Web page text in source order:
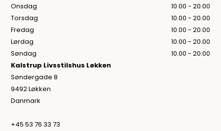
Onsdag
10.00 - 20.00
Torsdag
10.00 - 20.00
Fredag
10.00 - 20.00
Lørdag
10.00 - 20.00
Søndag
10.00 - 20.00
Kalstrup Livsstilshus Løkken
Søndergade 8
9492 Løkken
Danmark
+45 53 76 33 73